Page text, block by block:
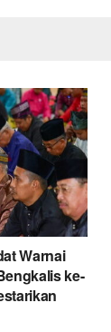
Warnai
ke-